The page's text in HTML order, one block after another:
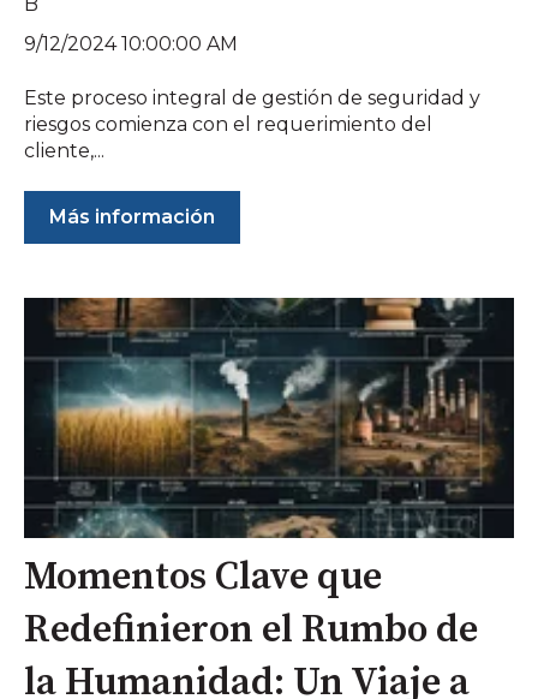
9/12/2024 10:00:00 AM
Este proceso integral de gestión de seguridad y
riesgos comienza con el requerimiento del
cliente,...
Más información
Momentos Clave que
Redefinieron el Rumbo de
la Humanidad: Un Viaje a